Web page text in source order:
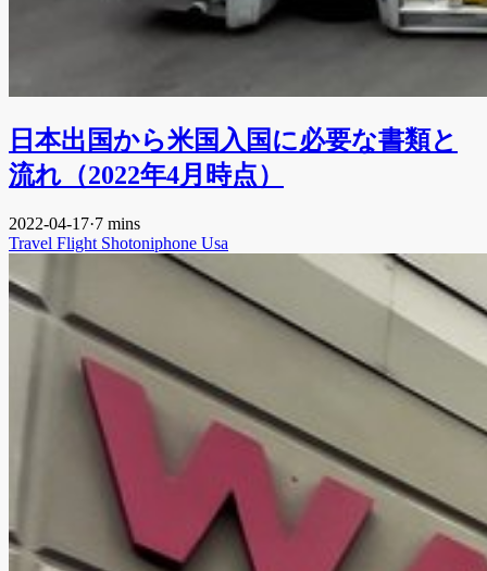
日本出国から米国入国に必要な書類と
流れ（2022年4月時点）
2022-04-17·7 mins
Travel Flight Shotoniphone Usa